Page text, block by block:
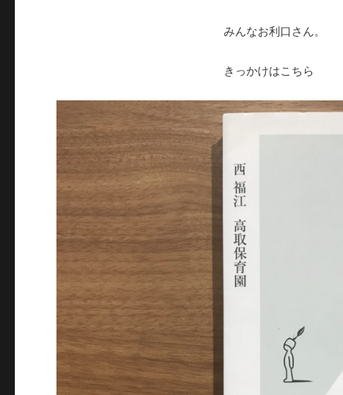
みんなお利口さん。
きっかけはこちら